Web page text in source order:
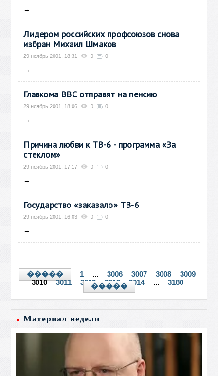
→
Лидером российских профсоюзов снова
избран Михаил Шмаков
29 ноябрь 2001, 18:31 0 0
→
Главкома ВВС отправят на пенсию
29 ноябрь 2001, 18:06 0 0
→
Причина любви к ТВ-6 - программа «За
стеклом»
29 ноябрь 2001, 17:17 0 0
→
Государство «заказало» ТВ-6
29 ноябрь 2001, 16:03 0 0
→
����� 1 ... 3006 3007 3008
3009
3010
3011 3012 3013 3014 ... 3180
�����
Материал недели